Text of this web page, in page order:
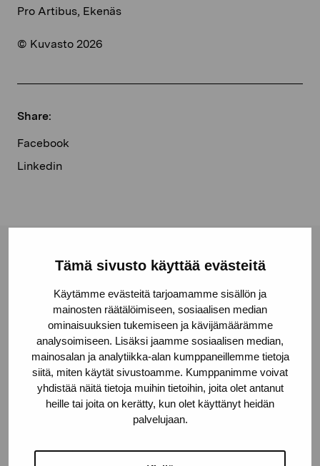
Tämä sivusto käyttää evästeitä
Käytämme evästeitä tarjoamamme sisällön ja
mainosten räätälöimiseen, sosiaalisen median
ominaisuuksien tukemiseen ja kävijämäärämme
analysoimiseen. Lisäksi jaamme sosiaalisen median,
mainosalan ja analytiikka-alan kumppaneillemme tietoja
siitä, miten käytät sivustoamme. Kumppanimme voivat
yhdistää näitä tietoja muihin tietoihin, joita olet antanut
heille tai joita on kerätty, kun olet käyttänyt heidän
palvelujaan.
Pro Artibus, Ekenäs
© Kuvasto 2026
Share:
Facebook
Linkedin
Pro Artibus Foundation
Gustav Wasas gata 11
10600 Ekenäs
proartibus@proartibus.fi
+358 (0)50 371 6339
Contact us